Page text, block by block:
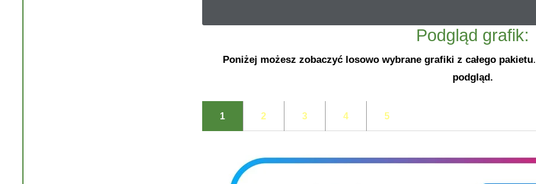
Podgląd grafik:
Poniżej możesz zobaczyć losowo wybrane grafiki z całego pakietu.
podgląd.
1 2 3 4 5